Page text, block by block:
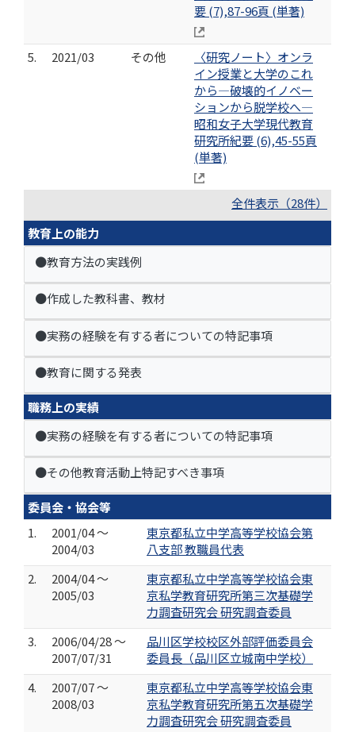
要 (7),87-96頁 (単著)
5. 2021/03 その他
〈研究ノート〉オンラ
イン授業と大学のこれ
から―破壊的イノベー
ションから脱学校へ―
昭和女子大学現代教育
研究所紀要 (6),45-55頁
(単著)
全件表示（28件）
教育上の能力
●教育方法の実践例
●作成した教科書、教材
●実務の経験を有する者についての特記事項
●教育に関する発表
職務上の実績
●実務の経験を有する者についての特記事項
●その他教育活動上特記すべき事項
委員会・協会等
1.
2001/04 ～
2004/03
東京都私立中学高等学校協会第
八支部 教職員代表
2.
2004/04 ～
2005/03
東京都私立中学高等学校協会東
京私学教育研究所第三次基礎学
力調査研究会 研究調査委員
3.
2006/04/28 ～
2007/07/31
品川区学校校区外部評価委員会
委員長（品川区立城南中学校）
4.
2007/07 ～
2008/03
東京都私立中学高等学校協会東
京私学教育研究所第五次基礎学
力調査研究会 研究調査委員